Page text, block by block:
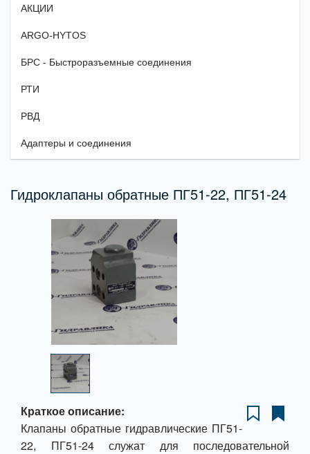
АКЦИИ
ARGO-HYTOS
БРС - Быстроразъемные соединения
РТИ
РВД
Адаптеры и соединения
Гидроклапаны обратные ПГ51-22, ПГ51-24
Краткое описание:
Клапаны обратные гидравлические ПГ51-
22, ПГ51-24 служат для последовательной